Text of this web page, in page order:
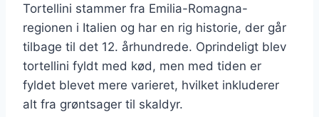
Tortellini stammer fra Emilia-Romagna-
regionen i Italien og har en rig historie, der går
tilbage til det 12. århundrede. Oprindeligt blev
tortellini fyldt med kød, men med tiden er
fyldet blevet mere varieret, hvilket inkluderer
alt fra grøntsager til skaldyr.